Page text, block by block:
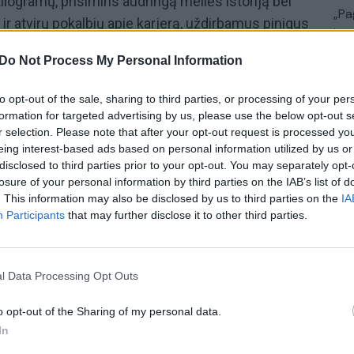
Do Not Process My Personal Information
opt-out of the sale, sharing to third parties, or processing of your
for targeted advertising by us, please use the below opt-out
selection. Please note that after your opt-out request is processed
interest-based ads based on personal information utilized by us
to third parties prior to your opt-out. You may separately
of your personal information by third parties on the IAB’s list of
This information may also be disclosed by us to third parties on the
Participants that may further disclose it to other third parties.
Data Processing Opt Outs
opt-out of the Sharing of my personal data.
atvirų pokalbių apie karjerą, uždirbamus pinigus
pašnekovai pasirodo nusiėmę visus tiek
vyraujančius filtrus. Laidą žiūrėkite
Arvydas Martinėnas-Vudis